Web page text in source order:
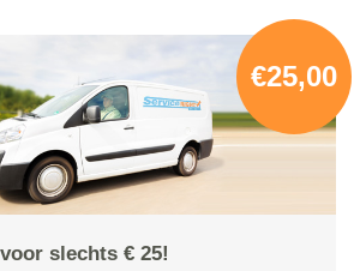
€25,00
slechts € 25!